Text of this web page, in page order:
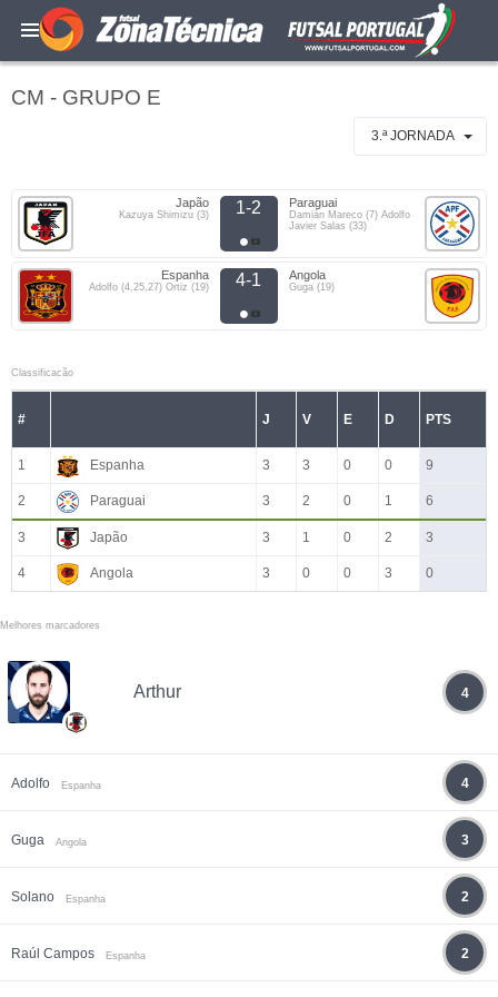
CM - GRUPO E
3.ª JORNADA
Japão
Kazuya Shimizu (3) 1-2 Paraguai
Damián Mareco (7) Adolfo
Javier Salas (33)
Espanha
Adolfo (4,25,27) Ortiz (19) 4-1 Angola
Guga (19)
Classificacão
# J V E D PTS
1 Espanha 3 3 0 0 9
2 Paraguai 3 2 0 1 6
3 Japão 3 1 0 2 3
4 Angola 3 0 0 3 0
Melhores marcadores
Arthur 4
Adolfo Espanha 4
Guga Angola 3
Solano Espanha 2
Raúl Campos Espanha 2